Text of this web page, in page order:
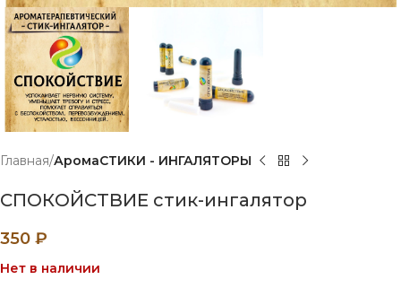
Главная АромаСТИКИ - ИНГАЛЯТОРЫ
СПОКОЙСТВИЕ стик-ингалятор
350 ₽
Нет в наличии